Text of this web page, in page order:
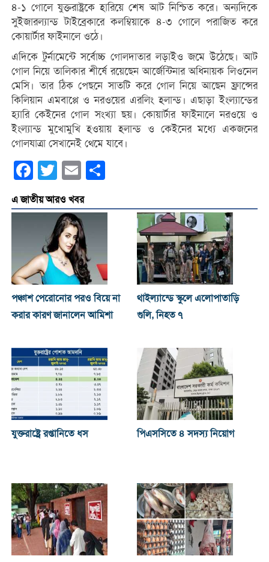
৪-১ গোলে যুক্তরাষ্ট্রকে হারিয়ে শেষ আট নিশ্চিত করে। অন্যদিকে
সুইজারল্যান্ড টাইব্রেকারে কলম্বিয়াকে ৪-৩ গোলে পরাজিত করে
কোয়ার্টার ফাইনালে ওঠে।
এদিকে টুর্নামেন্টে সর্বোচ্চ গোলদাতার লড়াইও জমে উঠেছে। আট
গোল নিয়ে তালিকার শীর্ষে রয়েছেন আর্জেন্টিনার অধিনায়ক লিওনেল
মেসি। তার ঠিক পেছনে সাতটি করে গোল নিয়ে আছেন ফ্রান্সের
কিলিয়ান এমবাপ্পে ও নরওয়ের এরলিং হলান্ড। এছাড়া ইংল্যান্ডের
হ্যারি কেইনের গোল সংখ্যা ছয়। কোয়ার্টার ফাইনালে নরওয়ে ও
ইংল্যান্ড মুখোমুখি হওয়ায় হলান্ড ও কেইনের মধ্যে একজনের
গোলযাত্রা সেখানেই থেমে যাবে।
Facebook
Twitter Email
এ জাতীয় আরও খবর
পঞ্চাশ পেরোনোর পরও বিয়ে না
করার কারণ জানালেন আমিশা
থাইল্যান্ডে স্কুলে এলোপাতাড়ি
গুলি, নিহত ৭
যুক্তরাষ্ট্রে রপ্তানিতে ধস পিএসসিতে ৪ সদস্য নিয়োগ